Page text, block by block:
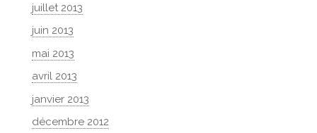
juillet 2013
juin 2013
mai 2013
avril 2013
janvier 2013
décembre 2012